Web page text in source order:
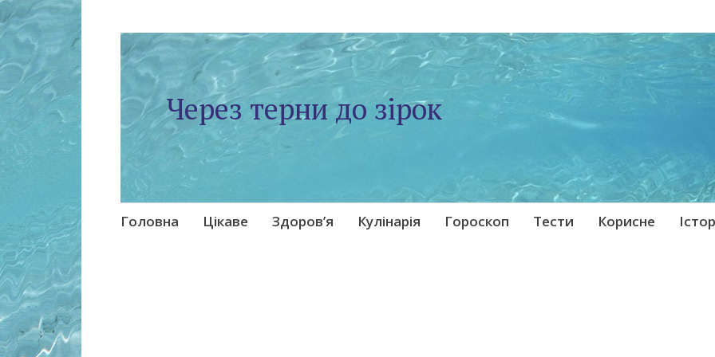
Через терни до зірок
Skip
Головна Цікаве Здоров’я Кулінарія Гороскоп Тести Корисне